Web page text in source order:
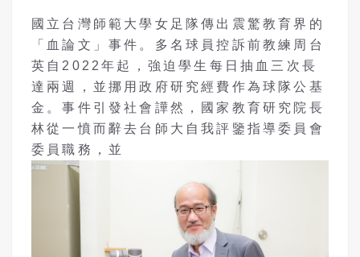
國立台灣師範大學女足隊傳出震驚教育界的
「血論文」事件。多名球員控訴前教練周台
英自2022年起，強迫學生每日抽血三次長
達兩週，並挪用政府研究經費作為球隊公基
金。事件引發社會譁然，國家教育研究院長
林從一憤而辭去台師大自我評鑒指導委員會
委員職務，並